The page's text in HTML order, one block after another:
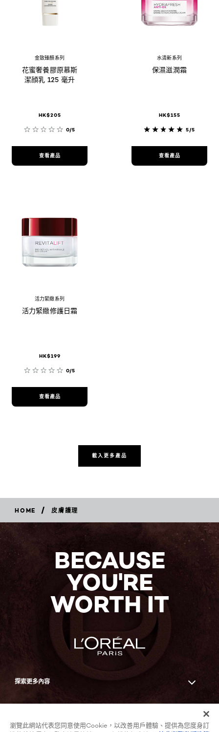
金致臻顏系列
花蜜奢養膠原慕斯
潔顔乳 125 毫升
HK$205
0/5
查看產品
水清新系列
保濕滋潤霜
HK$155
5/5
查看產品
活力緊緻系列
活力緊緻修護日霜
HK$199
0/5
查看產品
載入更多產品
HOME / 皮膚護理
BECAUSE
YOU'RE
WORTH IT
探索更多內容
瀏覽此網站代表您同意使用Cookie，以改善用戶體驗、提供為您度身訂